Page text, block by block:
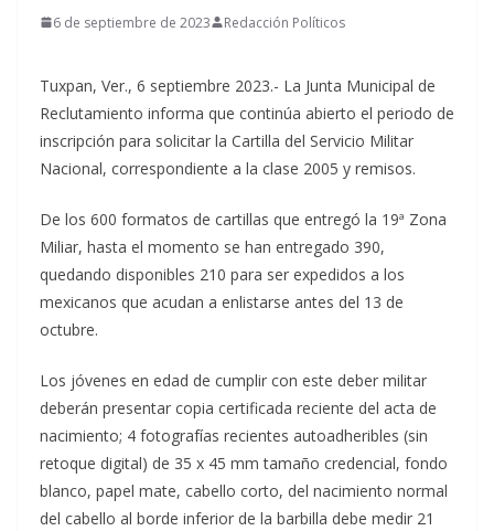
6 de septiembre de 2023 Redacción Políticos
Tuxpan, Ver., 6 septiembre 2023.- La Junta Municipal de
Reclutamiento informa que continúa abierto el periodo de
inscripción para solicitar la Cartilla del Servicio Militar
Nacional, correspondiente a la clase 2005 y remisos.
De los 600 formatos de cartillas que entregó la 19ª Zona
Miliar, hasta el momento se han entregado 390,
quedando disponibles 210 para ser expedidos a los
mexicanos que acudan a enlistarse antes del 13 de
octubre.
Los jóvenes en edad de cumplir con este deber militar
deberán presentar copia certificada reciente del acta de
nacimiento; 4 fotografías recientes autoadheribles (sin
retoque digital) de 35 x 45 mm tamaño credencial, fondo
blanco, papel mate, cabello corto, del nacimiento normal
del cabello al borde inferior de la barbilla debe medir 21